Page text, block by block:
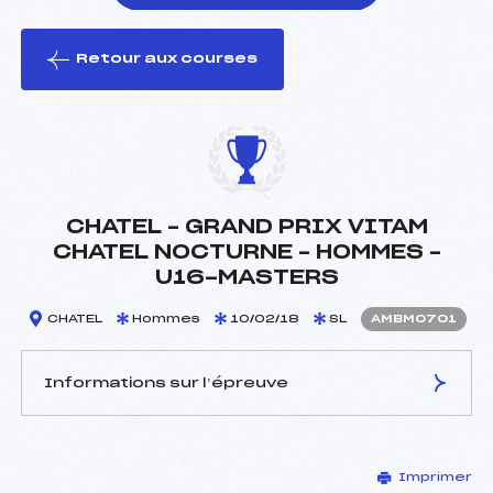
le ski
Retour aux courses
CHATEL – GRAND PRIX VITAM
CHATEL NOCTURNE – HOMMES –
U16-MASTERS
CHATEL Hommes 10/02/18 SL AMBM0701
Informations sur l’épreuve
PONSOT NICOLAS (MB)
Imprimer